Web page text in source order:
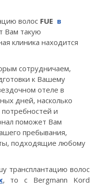
волос FUE в
Вам такую
клиника находится
сотрудничаем,
к Вашему
отеле в
дней, насколько
и
поможет Вам
пребывания,
подходящие любому
трансплантацию волос
, то c Bergmann Kord